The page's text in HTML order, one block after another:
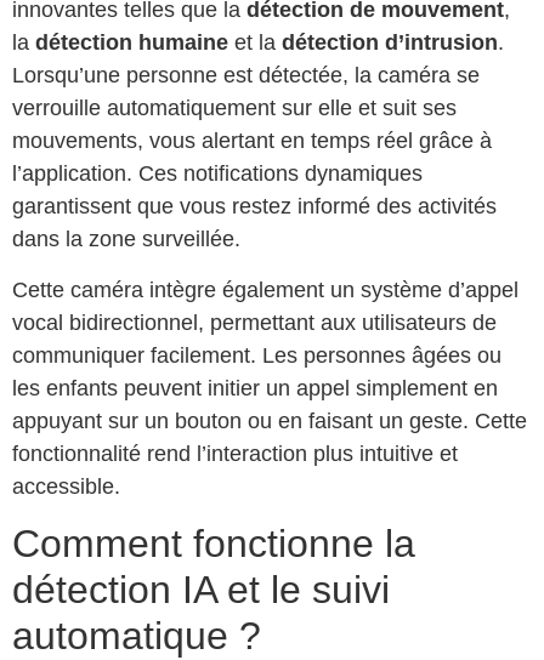
innovantes telles que la détection de mouvement,
la détection humaine et la détection d’intrusion.
Lorsqu’une personne est détectée, la caméra se
verrouille automatiquement sur elle et suit ses
mouvements, vous alertant en temps réel grâce à
l’application. Ces notifications dynamiques
garantissent que vous restez informé des activités
dans la zone surveillée.
Cette caméra intègre également un système d’appel
vocal bidirectionnel, permettant aux utilisateurs de
communiquer facilement. Les personnes âgées ou
les enfants peuvent initier un appel simplement en
appuyant sur un bouton ou en faisant un geste. Cette
fonctionnalité rend l’interaction plus intuitive et
accessible.
Comment fonctionne la
détection IA et le suivi
automatique ?